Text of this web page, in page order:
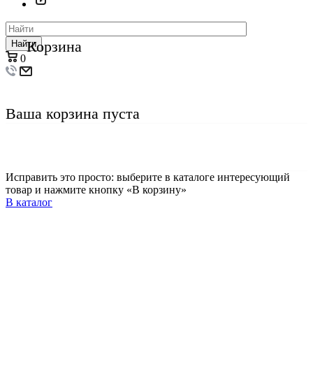
Найти
0
Корзина
Ваша корзина пуста
Исправить это просто: выберите в каталоге интересующий
товар и нажмите кнопку «В корзину»
В каталог